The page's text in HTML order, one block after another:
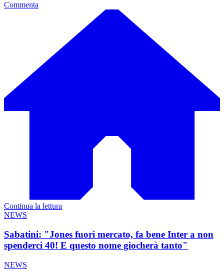
Commenta
Continua la lettura
NEWS
Sabatini: "Jones fuori mercato, fa bene Inter a non
spenderci 40! E questo nome giocherà tanto"
NEWS